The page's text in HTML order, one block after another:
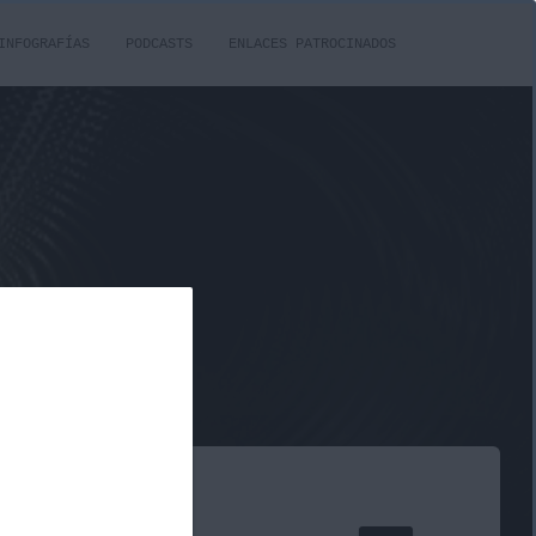
INFOGRAFÍAS PODCASTS ENLACES PATROCINADOS